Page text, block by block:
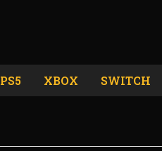
PS5 XBOX SWITCH